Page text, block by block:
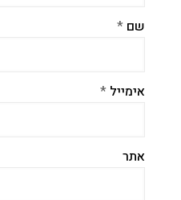
שם *
אימייל *
אתר